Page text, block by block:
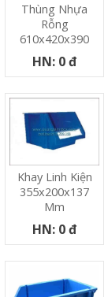
Thùng Nhựa
Rỗng
610x420x390
HN: 0 đ
Khay Linh Kiện
355x200x137
Mm
HN: 0 đ